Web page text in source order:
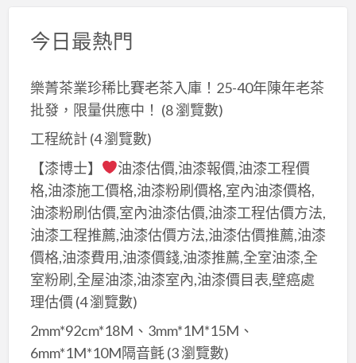
coolbuy.com.tw
今日最熱門
樂菁茶業珍稀比賽老茶入庫！25-40年陳年老茶
批發，限量供應中！ (8 瀏覽數)
工程統計(4 瀏覽數)
【漆博士】
油漆估價,油漆報價,油漆工程價
格,油漆施工價格,油漆粉刷價格,室內油漆價格,
油漆粉刷估價,室內油漆估價,油漆工程估價方法,
油漆工程推薦,油漆估價方法,油漆估價推薦,油漆
價格,油漆費用,油漆價錢,油漆推薦,全室油漆,全
室粉刷,全屋油漆,油漆室內,油漆價目表,壁癌處
理估價(4 瀏覽數)
2mm*92cm*18M、3mm*1M*15M、
6mm*1M*10M隔音氈(3 瀏覽數)